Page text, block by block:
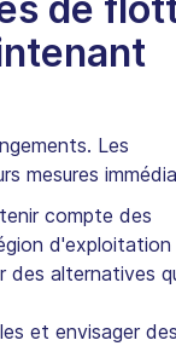
Les
mesures
compte des
d'exploitation
des alternatives
et envisager